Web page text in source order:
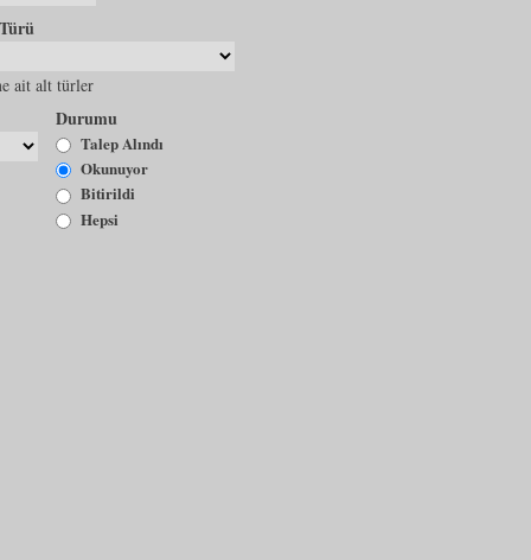
ait alt türler
Durumu
Talep Alındı
Okunuyor
Bitirildi
Hepsi